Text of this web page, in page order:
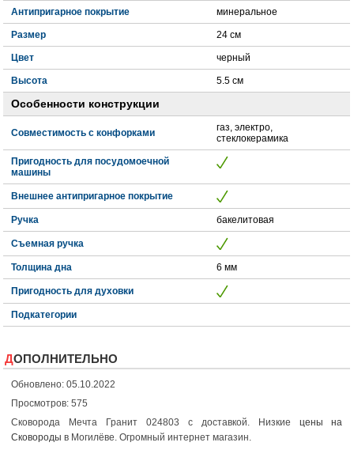
Антипригарное покрытие минеральное
Размер 24 см
Цвет черный
Высота 5.5 см
Особенности конструкции
Совместимость с конфорками
газ, электро,
стеклокерамика
Пригодность для посудомоечной
машины
Внешнее антипригарное покрытие
Ручка бакелитовая
Съемная ручка
Толщина дна 6 мм
Пригодность для духовки
Подкатегории
ДОПОЛНИТЕЛЬНО
Обновлено: 05.10.2022
Просмотров: 575
Сковорода Мечта Гранит 024803 с доставкой. Низкие цены на
Сковороды в Могилёве. Огромный интернет магазин.